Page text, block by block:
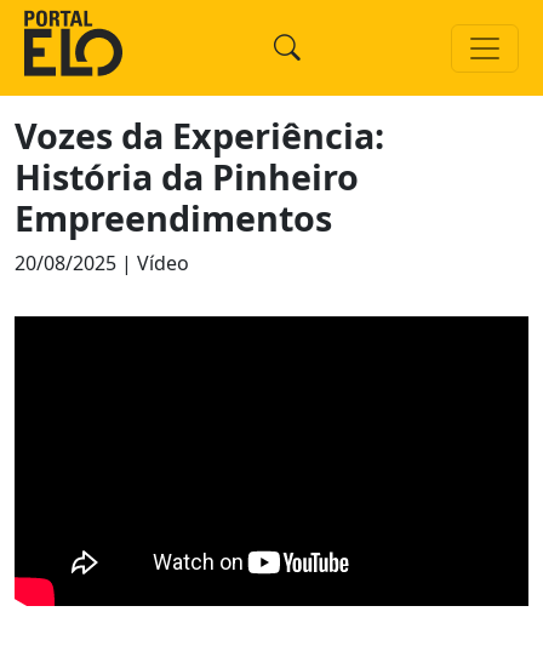
Vozes da Experiência:
História da Pinheiro
Empreendimentos
20/08/2025 | Vídeo